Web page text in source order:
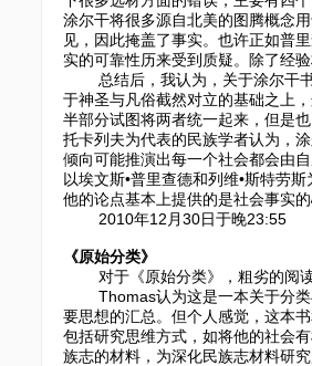
涂尔干将很多源自北美的图腾概念
见，因此掩盖了事实。也许正如普
实的可靠性历来受到质疑。除了经
总结后，我认为，关于涂尔干书
于神圣与凡俗截然对立的基础之上
半部分试图将两者统一起来，但是
托卡列夫为代表的民族学者认为，
倾向可能推演出每一个社会都会由
以埃文斯•普里查德和列维•斯特劳
他的论点基本上提供的是社会事实
2010年12月30日于晚23:55
《原始分类》
对于《原始分类》，粗劣的阅读
Thomas认为这是一本关于分类
要思想的汇总。但个人感觉，这本
包括研究思维方式，如将他的社会
族志的材料，为深化民族志材料研